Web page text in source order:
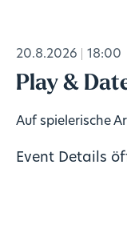
20.8.2026 18:00
Play &
Auf spielerische
Event Details